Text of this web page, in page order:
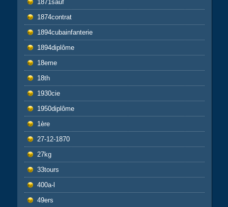
1871sauf
1874contrat
1894cubainfanterie
1894diplôme
18eme
18th
1930cie
1950diplôme
1ère
27-12-1870
27kg
33tours
400a-l
49ers